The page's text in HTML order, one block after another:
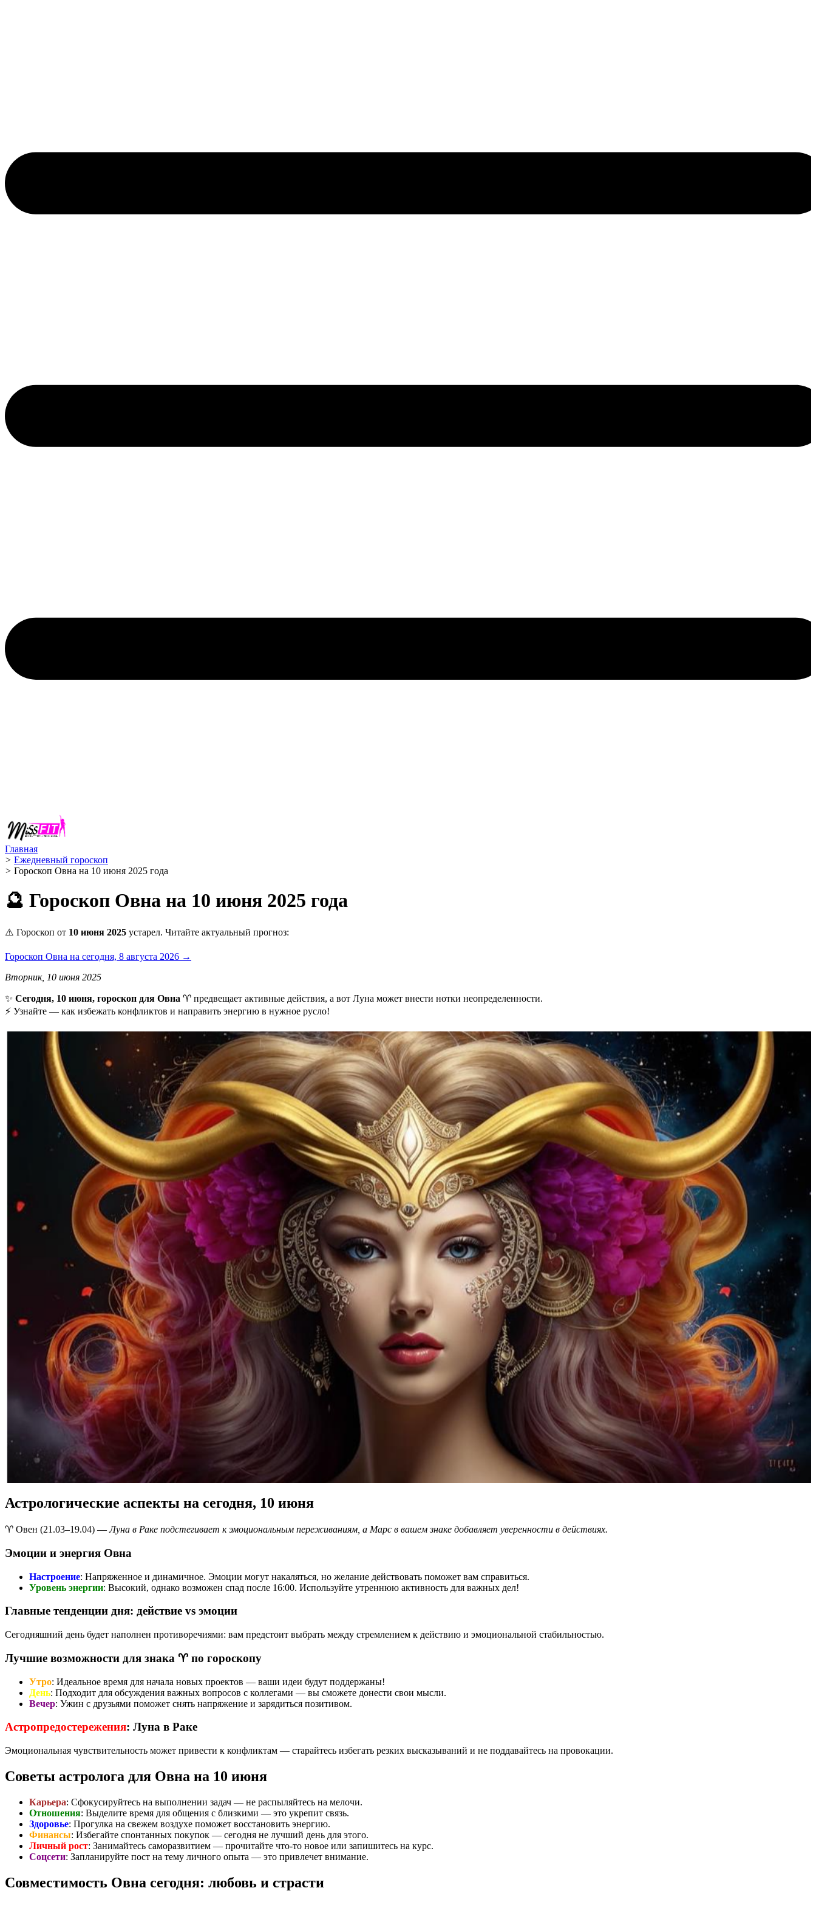
Главная
> Ежедневный гороскоп
> Гороскоп Овна на 10 июня 2025 года
🔮 Гороскоп Овна на 10 июня 2025 года
⚠️ Гороскоп от 10 июня 2025 устарел. Читайте актуальный прогноз:
Гороскоп Овна на сегодня, 8 августа 2026 →
Вторник, 10 июня 2025
✨ Сегодня, 10 июня, гороскоп для Овна ♈ предвещает активные действия, а вот Луна может внести нотки неопределенности.
⚡ Узнайте — как избежать конфликтов и направить энергию в нужное русло!
Астрологические аспекты на сегодня, 10 июня
♈️ Овен (21.03–19.04) —Луна в Раке подстегивает к эмоциональным переживаниям, а Марс в вашем знаке добавляет уверенности в действиях.
Эмоции и энергия Овна
Настроение: Напряженное и динамичное. Эмоции могут накаляться, но желание действовать поможет вам справиться.
Уровень энергии: Высокий, однако возможен спад после 16:00. Используйте утреннюю активность для важных дел!
Главные тенденции дня: действие vs эмоции
Сегодняшний день будет наполнен противоречиями: вам предстоит выбрать между стремлением к действию и эмоциональной стабильностью.
Лучшие возможности для знака ♈ по гороскопу
Утро: Идеальное время для начала новых проектов — ваши идеи будут поддержаны!
День: Подходит для обсуждения важных вопросов с коллегами — вы сможете донести свои мысли.
Вечер: Ужин с друзьями поможет снять напряжение и зарядиться позитивом.
Астропредостережения: Луна в Раке
Эмоциональная чувствительность может привести к конфликтам — старайтесь избегать резких высказываний и не поддавайтесь на провокации.
Советы астролога для Овна на 10 июня
Карьера: Сфокусируйтесь на выполнении задач — не распыляйтесь на мелочи.
Отношения: Выделите время для общения с близкими — это укрепит связь.
Здоровье: Прогулка на свежем воздухе поможет восстановить энергию.
Финансы: Избегайте спонтанных покупок — сегодня не лучший день для этого.
Личный рост: Занимайтесь саморазвитием — прочитайте что-то новое или запишитесь на курс.
Соцсети: Запланируйте пост на тему личного опыта — это привлечет внимание.
Совместимость Овна сегодня: любовь и страсти